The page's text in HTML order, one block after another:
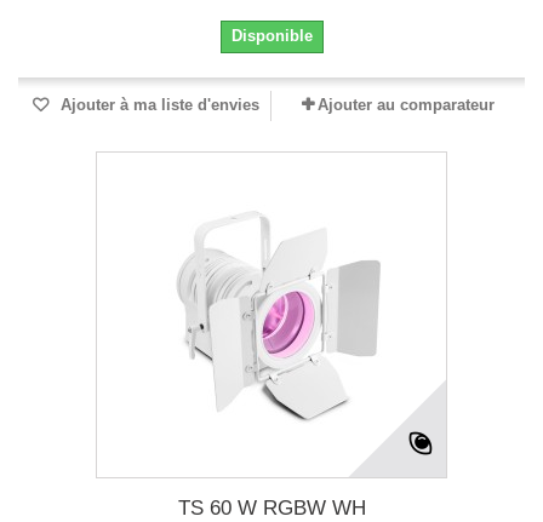
Disponible
Ajouter à ma liste d'envies Ajouter au comparateur
TS 60 W RGBW WH